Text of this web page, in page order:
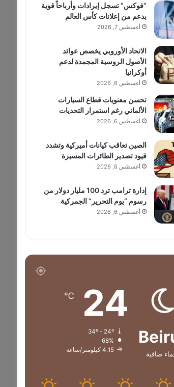
“فوكس” تسجل إيرادات وأرباحاً قوية
بدعم من إعلانات كأس العالم
أغسطس 7, 2026
الاتحاد الأوروبي يخصص عوائد
الأصول الروسية المجمدة لدعم
أوكرانيا
أغسطس 6, 2026
تحسن معنويات قطاع السيارات
الألماني رغم استمرار التحديات
أغسطس 6, 2026
الصين تعاقب كيانات أميركية وتشدد
قيود تصدير الطائرات المسيرة
أغسطس 6, 2026
إدارة ترامب ترد 100 مليار دولار من
رسوم “يوم التحرير” الجمركية
أغسطس 6, 2026
صافية
24
℃
68%
4.15 كيلومتر/ساعة